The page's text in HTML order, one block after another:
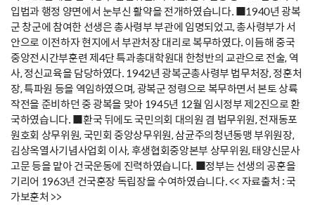
입법과 행정 양면에서 눈부신 활약을 전개하였습니다. ■1940년 광복
군 창군에 참여한 선생은 총사령부 부관에 임명되었고, 총사령부가 서
안으로 이전하자 현지에서 부관처장 대리로 복무하였다. 이듬해 중국
중앙전시간부훈련 제4단 특과총대학원대 한청반의 교관으로 전술, 역
사, 정신교육을 담당하였다. 1942년 광복군총사령부 법무처장, 정훈처
장, 특파원 등을 역임하였으며, 광복군 정령으로 복무하면서 본토 상륙
작전을 준비하던 중 광복을 맞아 1945년 12월 임시정부 제2진으로 환
국하였습니다. ■환국 뒤에도 국민의회 대의원 겸 법무위원, 전재동포
원호회 상무위원, 국민회 중앙상무위원, 삼균주의청년동맹 부위원장,
김상옥열사기념사업회 이사, 후생협회중앙본부 상무위원, 태양신문사
고문 등을 맡아 건국운동에 진력하였습니다. ■정부는 선생의 공훈을
기리어 1963년 건국훈장 독립장을 수여하였습니다. << 자료출처 : 국
가보훈처 >>